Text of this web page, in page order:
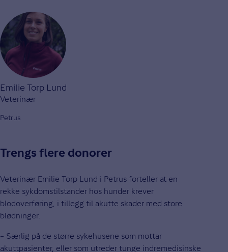
Emilie Torp Lund
Veterinær
Petrus
Trengs flere donorer
Veterinær Emilie Torp Lund i Petrus forteller at en
rekke sykdomstilstander hos hunder krever
blodoverføring, i tillegg til akutte skader med store
blødninger.
– Særlig på de større sykehusene som mottar
akuttpasienter, eller som utreder tunge indremedisinske